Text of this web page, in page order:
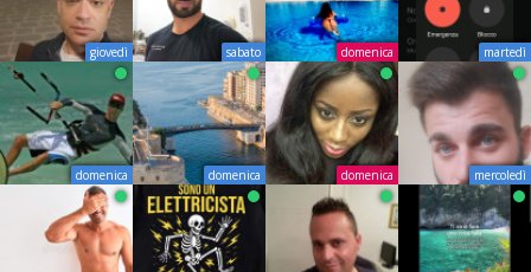
giovedì sabato domenica martedì
domenica domenica domenica mercoledì